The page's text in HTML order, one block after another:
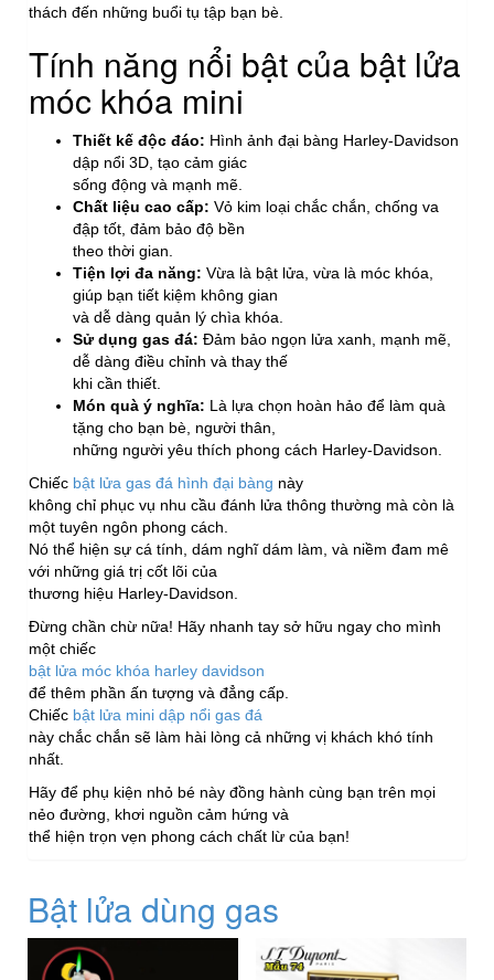
thách đến những buổi tụ tập bạn bè.
Tính năng nổi bật của bật lửa
móc khóa mini
Thiết kế độc đáo: Hình ảnh đại bàng Harley-Davidson
dập nổi 3D, tạo cảm giác
sống động và mạnh mẽ.
Chất liệu cao cấp: Vỏ kim loại chắc chắn, chống va
đập tốt, đảm bảo độ bền
theo thời gian.
Tiện lợi đa năng: Vừa là bật lửa, vừa là móc khóa,
giúp bạn tiết kiệm không gian
và dễ dàng quản lý chìa khóa.
Sử dụng gas đá: Đảm bảo ngọn lửa xanh, mạnh mẽ,
dễ dàng điều chỉnh và thay thế
khi cần thiết.
Món quà ý nghĩa: Là lựa chọn hoàn hảo để làm quà
tặng cho bạn bè, người thân,
những người yêu thích phong cách Harley-Davidson.
Chiếc bật lửa gas đá hình đại bàng này
không chỉ phục vụ nhu cầu đánh lửa thông thường mà còn là
một tuyên ngôn phong cách.
Nó thể hiện sự cá tính, dám nghĩ dám làm, và niềm đam mê
với những giá trị cốt lõi của
thương hiệu Harley-Davidson.
Đừng chần chừ nữa! Hãy nhanh tay sở hữu ngay cho mình
một chiếc
bật lửa móc khóa harley davidson
để thêm phần ấn tượng và đẳng cấp.
Chiếc bật lửa mini dập nổi gas đá
này chắc chắn sẽ làm hài lòng cả những vị khách khó tính
nhất.
Hãy để phụ kiện nhỏ bé này đồng hành cùng bạn trên mọi
nẻo đường, khơi nguồn cảm hứng và
thể hiện trọn vẹn phong cách chất lừ của bạn!
Bật lửa dùng gas